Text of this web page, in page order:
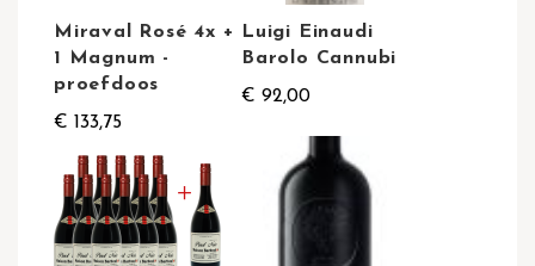
Miraval Rosé 4x +
1 Magnum -
proefdoos
€ 133,75
Luigi Einaudi
Barolo Cannubi
€ 92,00